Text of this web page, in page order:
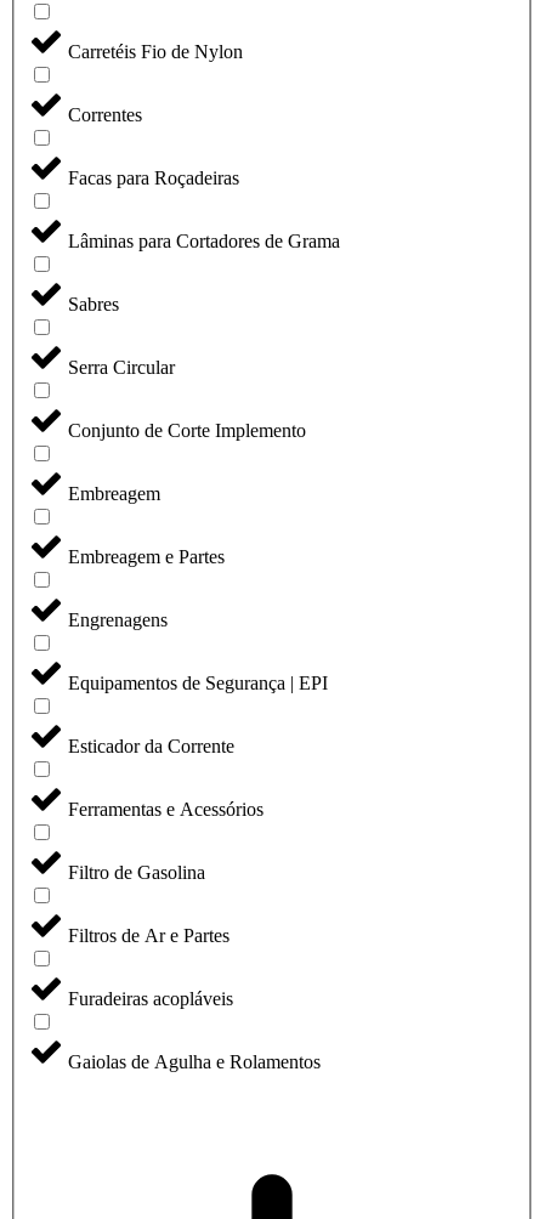
Carretéis Fio de Nylon
Correntes
Facas para Roçadeiras
Lâminas para Cortadores de Grama
Sabres
Serra Circular
Conjunto de Corte Implemento
Embreagem
Embreagem e Partes
Engrenagens
Equipamentos de Segurança | EPI
Esticador da Corrente
Ferramentas e Acessórios
Filtro de Gasolina
Filtros de Ar e Partes
Furadeiras acopláveis
Gaiolas de Agulha e Rolamentos